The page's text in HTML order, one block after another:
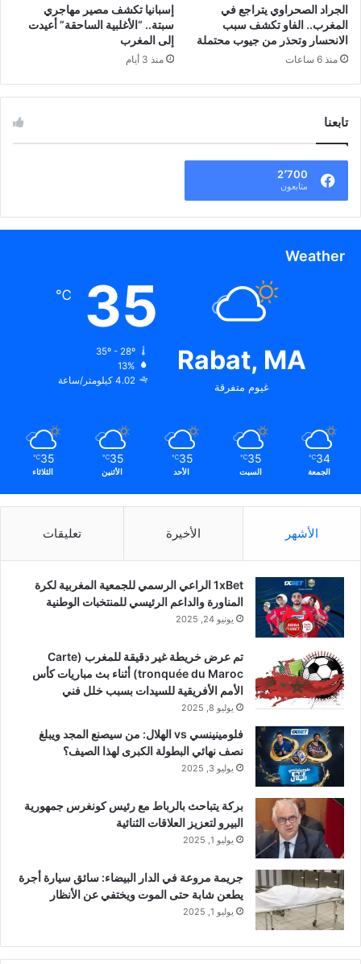
الجراد الصحراوي يتراجع في
المغرب.. الفاو تكشف سبب
الانحسار وتحذر من جيوب محتملة
منذ 6 ساعات
إسبانيا تكشف مصير مهاجري
سبتة.. “الأغلبية الساحقة” أعيدت
إلى المغرب
منذ 3 أيام
تابعنا
2٬700
متابعون
Weather
Rabat, MA
غيوم متفرقة
35
℃
35º - 28º
13%
4.02 كيلومتر/ساعة
34
℃
الجمعة
35
℃
السبت
35
℃
الأحد
35
℃
الأثنين
35
℃
الثلاثاء
الأشهر الأخيرة تعليقات
1xBet الراعي الرسمي للجمعية المغربية لكرة
المناورة والداعم الرئيسي للمنتخبات الوطنية
يونيو 24, 2025
تم عرض خريطة غير دقيقة للمغرب (Carte
tronquée du Maroc) أثناء بث مباريات كأس
الأمم الأفريقية للسيدات بسبب خلل فني
يوليو 8, 2025
فلومينينسي vs الهلال: من سيصنع المجد ويبلغ
نصف نهائي البطولة الكبرى لهذا الصيف؟
يوليو 3, 2025
بركة يتباحث بالرباط مع رئيس كونغرس جمهورية
البيرو لتعزيز العلاقات الثنائية
يوليو 1, 2025
جريمة مروعة في الدار البيضاء: سائق سيارة أجرة
يطعن شابة حتى الموت ويختفي عن الأنظار
يوليو 1, 2025